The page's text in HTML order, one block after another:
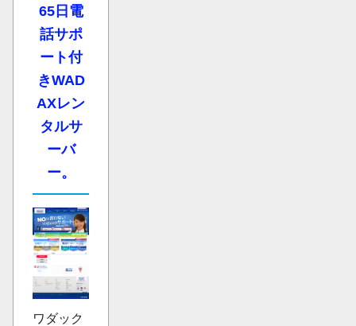
65日電
話サポ
ート付
きWAD
AXレン
タルサ
ーバ
ー。
ワダック